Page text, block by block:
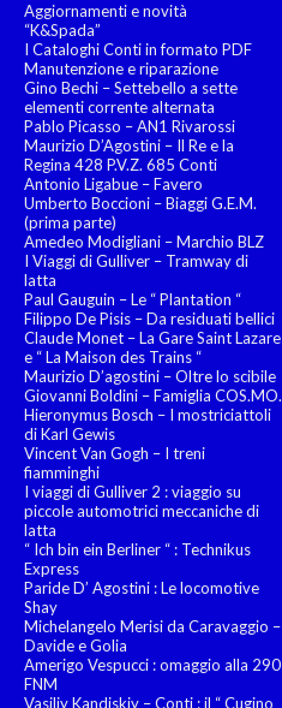
Aggiornamenti e novità
“K&Spada”
I Cataloghi Conti in formato PDF
Manutenzione e riparazione
Gino Bechi – Settebello a sette
elementi corrente alternata
Pablo Picasso – AN1 Rivarossi
Maurizio D’Agostini – Il Re e la
Regina 428 P.V.Z. 685 Conti
Antonio Ligabue – Favero
Umberto Boccioni – Biaggi G.E.M.
(prima parte)
Amedeo Modigliani – Marchio BLZ
I Viaggi di Gulliver – Tramway di
latta
Paul Gauguin – Le “ Plantation “
Filippo De Pisis – Da residuati bellici
Claude Monet – La Gare Saint Lazare
e “ La Maison des Trains “
Maurizio D’agostini – Oltre lo scibile
Giovanni Boldini – Famiglia COS.MO.
Hieronymus Bosch – I mostriciattoli
di Karl Gewis
Vincent Van Gogh – I treni
fiamminghi
I viaggi di Gulliver 2 : viaggio su
piccole automotrici meccaniche di
latta
“ Ich bin ein Berliner “ : Technikus
Express
Paride D’ Agostini : Le locomotive
Shay
Michelangelo Merisi da Caravaggio –
Davide e Golia
Amerigo Vespucci : omaggio alla 290
FNM
Vasiliy Kandiskiy – Conti : il “ Cugino